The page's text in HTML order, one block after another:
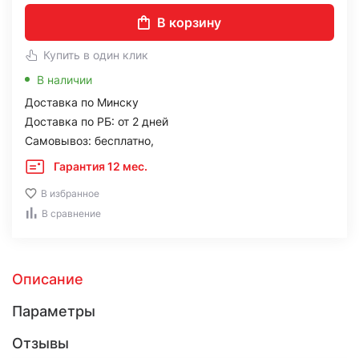
В корзину
Купить в один клик
В наличии
Доставка по Минску
Доставка по РБ: от 2 дней
Самовывоз: бесплатно,
Гарантия 12 мес.
В избранное
В сравнение
Описание
Параметры
Отзывы